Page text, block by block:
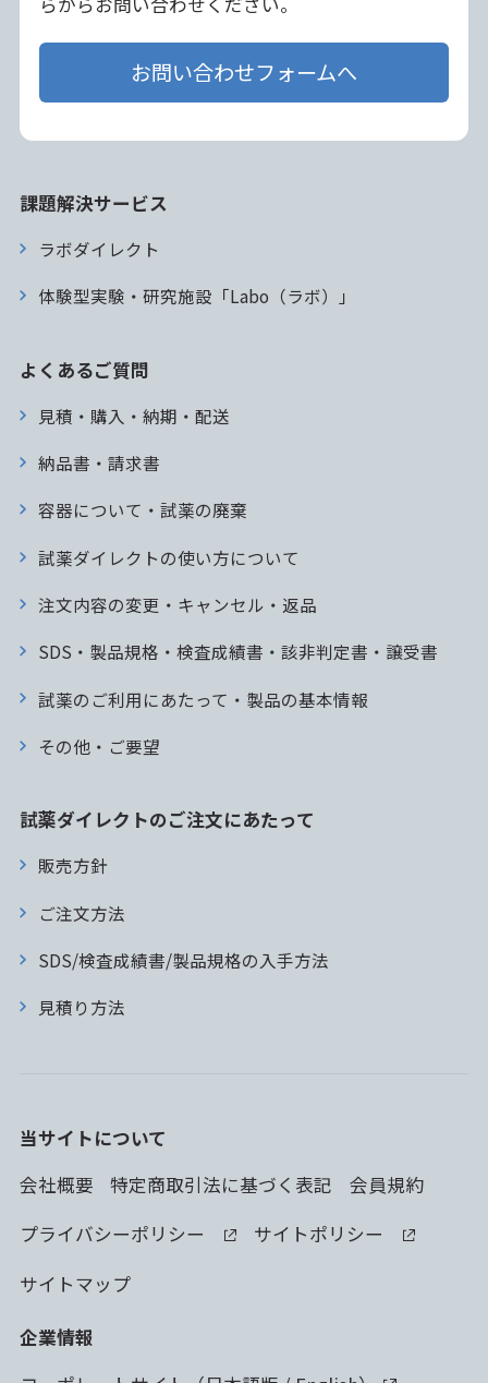
お問い合わせフォームへ
課題解決サービス
ラボダイレクト
体験型実験・研究施設「Labo（ラボ）」
よくあるご質問
見積・購入・納期・配送
納品書・請求書
容器について・試薬の廃棄
試薬ダイレクトの使い方について
注文内容の変更・キャンセル・返品
SDS・製品規格・検査成績書・該非判定書・譲受書
試薬のご利用にあたって・製品の基本情報
その他・ご要望
試薬ダイレクトのご注文にあたって
販売方針
ご注文方法
SDS/検査成績書/製品規格の入手方法
見積り方法
当サイトについて
会社概要
特定商取引法に基づく表記
会員規約
プライバシーポリシー
サイトポリシー
サイトマップ
企業情報